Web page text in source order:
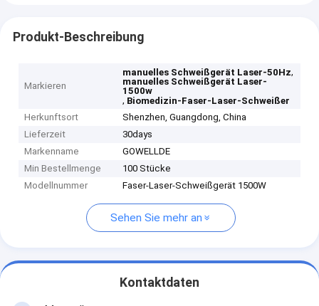
Produkt-Beschreibung
Markieren
manuelles Schweißgerät Laser-50Hz,
manuelles Schweißgerät Laser-
1500w
, Biomedizin-Faser-Laser-Schweißer
Herkunftsort
Shenzhen, Guangdong, China
Lieferzeit
30days
Markenname
GOWELLDE
Min Bestellmenge
100 Stücke
Modellnummer
Faser-Laser-Schweißgerät 1500W
Sehen Sie mehr an
Kontaktdaten